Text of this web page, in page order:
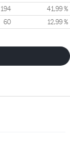
194 41,99 %
60 12,99 %